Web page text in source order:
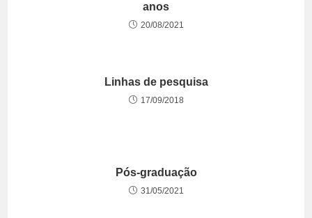
anos
20/08/2021
Linhas de pesquisa
17/09/2018
Pós-graduação
31/05/2021